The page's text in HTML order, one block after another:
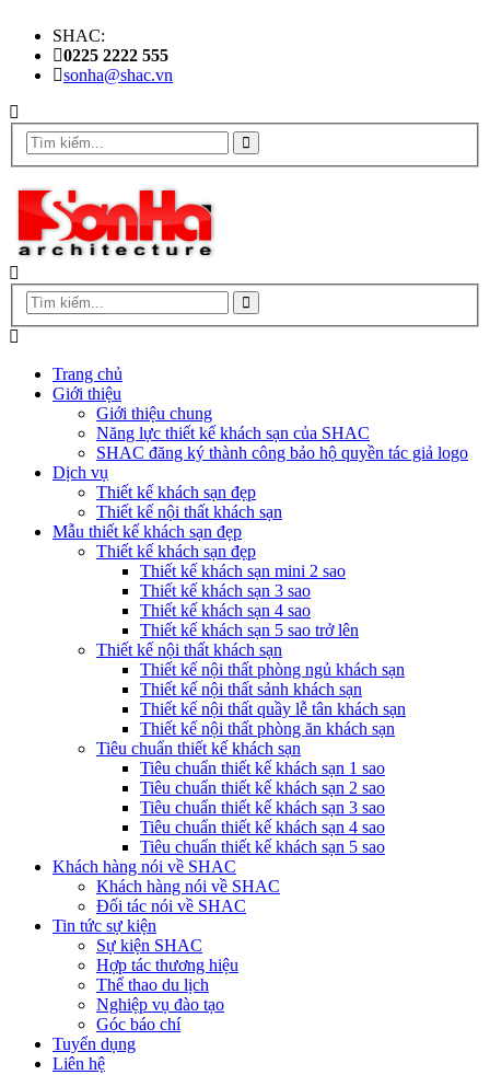
SHAC:
0225 2222 555
sonha@shac.vn
Trang chủ
Giới thiệu
Giới thiệu chung
Năng lực thiết kế khách sạn của SHAC
SHAC đăng ký thành công bảo hộ quyền tác giả logo
Dịch vụ
Thiết kế khách sạn đẹp
Thiết kế nội thất khách sạn
Mẫu thiết kế khách sạn đẹp
Thiết kế khách sạn đẹp
Thiết kế khách sạn mini 2 sao
Thiết kế khách sạn 3 sao
Thiết kế khách sạn 4 sao
Thiết kế khách sạn 5 sao trở lên
Thiết kế nội thất khách sạn
Thiết kế nội thất phòng ngủ khách sạn
Thiết kế nội thất sảnh khách sạn
Thiết kế nội thất quầy lễ tân khách sạn
Thiết kế nội thất phòng ăn khách sạn
Tiêu chuẩn thiết kế khách sạn
Tiêu chuẩn thiết kế khách sạn 1 sao
Tiêu chuẩn thiết kế khách sạn 2 sao
Tiêu chuẩn thiết kế khách sạn 3 sao
Tiêu chuẩn thiết kế khách sạn 4 sao
Tiêu chuẩn thiết kế khách sạn 5 sao
Khách hàng nói về SHAC
Khách hàng nói về SHAC
Đối tác nói về SHAC
Tin tức sự kiện
Sự kiện SHAC
Hợp tác thương hiệu
Thể thao du lịch
Nghiệp vụ đào tạo
Góc báo chí
Tuyển dụng
Liên hệ